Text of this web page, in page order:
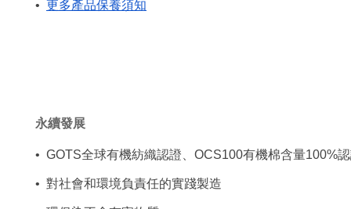
• 更多產品保養須知
永續發展
•  GOTS全球有機紡織認證、OCS100有機棉含量100%
•  對社會和環境負責任的實踐製造